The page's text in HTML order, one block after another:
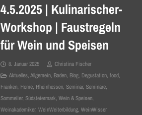
4.5.2025 | Kulinarischer-
Workshop | Faustregeln
für Wein und Speisen
8. Januar 2025
Christina Fischer
Aktuelles,Allgemein, Baden, Blog, Degustation,food,
Franken, Home, Rheinhessen, Seminar, Seminare,
Sommelier, Südsteiermark, Wein & Speisen,
Weinakademiker, WeinWeiterbildung, WeinWisser